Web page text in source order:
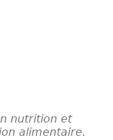
nutrition et
alimentaire.